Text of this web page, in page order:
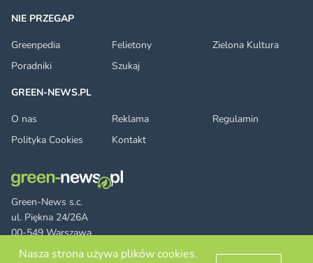
Green-News s.c.
ul. Piękna 24/26A
00-549 Warszawa
NIE PRZEGAP
Greenpedia
Felietony
Zielona Kultura
Poradniki
Szukaj
GREEN-NEWS.PL
O nas
Reklama
Regulamin
Polityka Cookies
Kontakt
Nasza strona używa plików cookies.